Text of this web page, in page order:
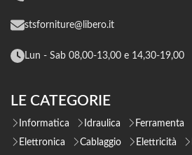
stsforniture@libero.it
Lun - Sab 08,00-13,00 e 14,30-19,00
LE CATEGORIE
Informatica Idraulica Ferramenta
Elettronica
Cablaggio Elettricità